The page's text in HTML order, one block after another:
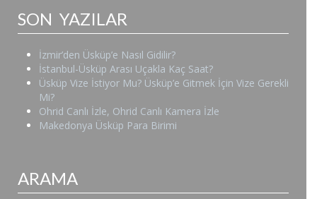
SON YAZILAR
İzmir’den Üsküp’e Nasıl Gidilir?
İstanbul-Üsküp Arası Uçakla Kaç Saat?
Üsküp Vize İstiyor Mu? Üsküp’e Gitmek İçin Vize Gerekli
Mi?
Ohrid Canlı İzle, Ohrid Canlı Kamera İzle
Makedonya Üsküp Para Birimi
ARAMA